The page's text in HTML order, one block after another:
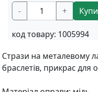
-
+
код товару: 1005994
Стрази на металевому
браслетів, прикрас для